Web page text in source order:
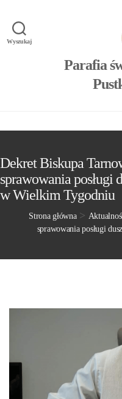
Wyszukaj
Parafia
Dekret Biskupa
sprawowania posługi
w Wielkim Tygodniu
Strona główna>
sprawowania posługi